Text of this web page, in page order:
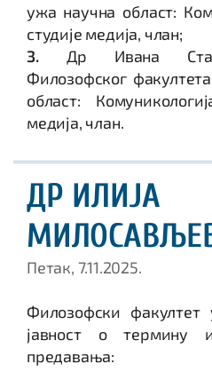
ужа научна област:
студије медија, члан;
3. Др Ивана
Филозофског
област:
медија, члан.
ДР ИЛИЈА
Петак, 7.11.2025.
Филозофски
јавност о термину
предавања: